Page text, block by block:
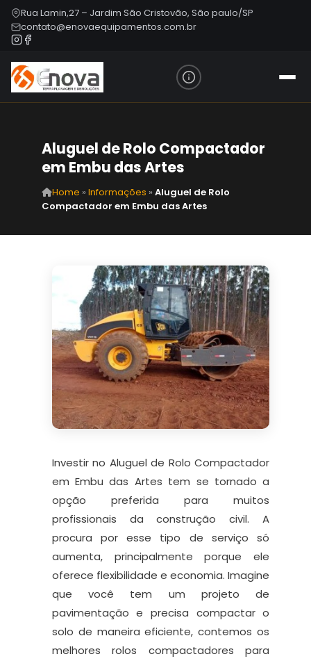
Rua Lamin,27 – Jardim São Cristovão, São paulo/SP
contato@enovaequipamentos.com.br
Aluguel de Rolo Compactador
em Embu das Artes
Home » Informações » Aluguel de Rolo
Compactador em Embu das Artes
Investir no Aluguel de Rolo Compactador
em Embu das Artes tem se tornado a
opção preferida para muitos
profissionais da construção civil. A
procura por esse tipo de serviço só
aumenta, principalmente porque ele
oferece flexibilidade e economia. Imagine
que você tem um projeto de
pavimentação e precisa compactar o
solo de maneira eficiente, contemos os
melhores rolos compactadores para